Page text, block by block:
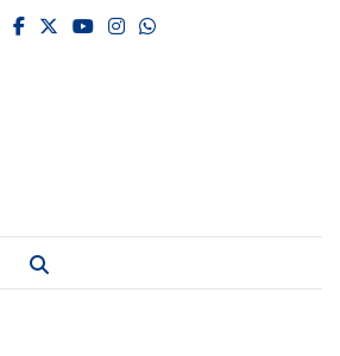
facebook
twitter
youtube
instagram
whatsapp